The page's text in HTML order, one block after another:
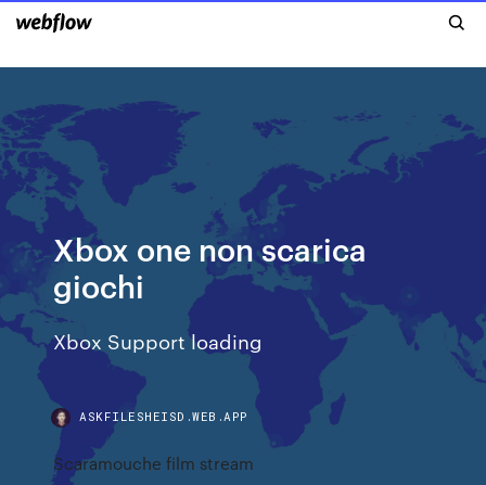
Xbox one non scarica
giochi
Xbox Support loading
ASKFILESHEISD.WEB.APP
Scaramouche film stream